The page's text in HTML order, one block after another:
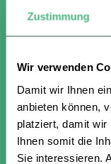
Zustimmung
Wir verwenden
Damit wir Ihnen
anbieten können,
platziert, damit
Ihnen somit die
Sie interessieren.
Melden